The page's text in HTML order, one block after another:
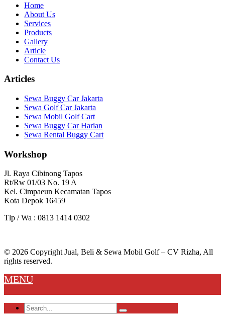
Home
About Us
Services
Products
Gallery
Article
Contact Us
Articles
Sewa Buggy Car Jakarta
Sewa Golf Car Jakarta
Sewa Mobil Golf Cart
Sewa Buggy Car Harian
Sewa Rental Buggy Cart
Workshop
Jl. Raya Cibinong Tapos
Rt/Rw 01/03 No. 19 A
Kel. Cimpaeun Kecamatan Tapos
Kota Depok 16459
Tlp / Wa : 0813 1414 0302
© 2026 Copyright Jual, Beli & Sewa Mobil Golf – CV Rizha, All
rights reserved.
MENU